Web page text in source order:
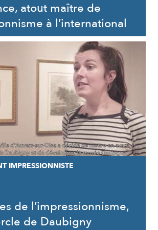
atout maître de
à l’international
IMPRESSIONNISTE
de l’impressionnisme,
de Daubigny